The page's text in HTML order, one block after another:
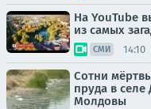
На YouTube
из самых
СМИ 14:10
Сотни
пруда в
Молдовы